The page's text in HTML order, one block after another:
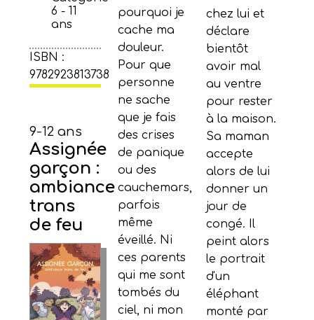
6 - 11
ans
ISBN :
9782923813738
pourquoi je
cache ma
douleur.
Pour que
personne
ne sache
que je fais
des crises
de panique
ou des
cauchemars,
parfois
même
éveillé. Ni
ces parents
qui me sont
tombés du
ciel, ni mon
9-12 ans
Assignée
garçon :
ambiance
trans
de feu
chez lui et
déclare
bientôt
avoir mal
au ventre
pour rester
à la maison.
Sa maman
accepte
alors de lui
donner un
jour de
congé. Il
peint alors
le portrait
d'un
éléphant
monté par